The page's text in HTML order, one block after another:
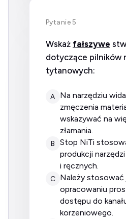
Pytanie 5
Wskaż fałszywe
dotyczące pilników
tytanowych:
A
na narzędziu widać oznaki
zmęczenia
wskazywać na
złamania.
B
stop NiTi stosowany jest do
produkcji
i ręcznych.
C
należy stosować je po
opracowaniu
dostępu do
korzeniowego.